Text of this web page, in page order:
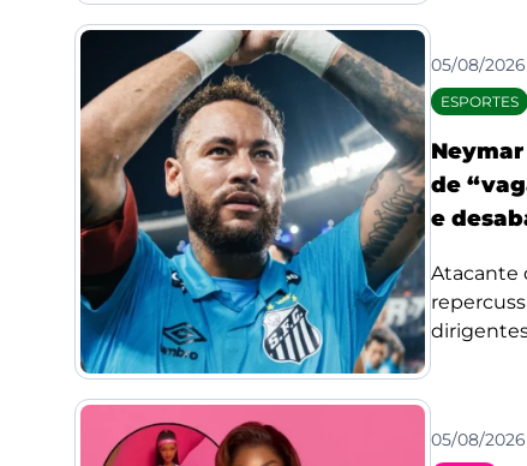
05/08/2026
ESPORTES
de
e
Atacante
05/08/2026